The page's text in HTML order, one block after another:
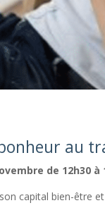
au
de 12h30 à
capital bien-être